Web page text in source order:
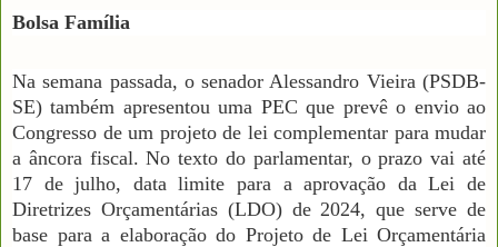
Bolsa Família
Na semana passada, o senador Alessandro Vieira (PSDB-
SE) também apresentou uma PEC que prevê o envio ao
Congresso de um projeto de lei complementar para mudar
a âncora fiscal. No texto do parlamentar, o prazo vai até
17 de julho, data limite para a aprovação da Lei de
Diretrizes Orçamentárias (LDO) de 2024, que serve de
base para a elaboração do Projeto de Lei Orçamentária